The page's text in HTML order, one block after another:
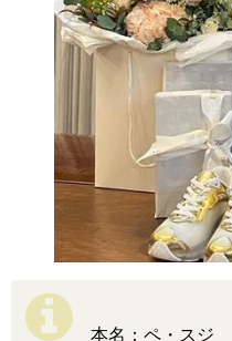
本名：ペ・スジ